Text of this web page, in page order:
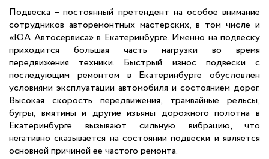
Подвеска – постоянный претендент на особое внимание
сотрудников авторемонтных мастерских, в том числе и
«ЮА Автосервиса» в Екатеринбурге. Именно на подвеску
приходится большая часть нагрузки во время
передвижения техники. Быстрый износ подвески с
последующим ремонтом в Екатеринбурге обусловлен
условиями эксплуатации автомобиля и состоянием дорог.
Высокая скорость передвижения, трамвайные рельсы,
бугры, вмятины и другие изъяны дорожного полотна в
Екатеринбурге вызывают сильную вибрацию, что
негативно сказывается на состоянии подвески и является
основной причиной ее частого ремонта.